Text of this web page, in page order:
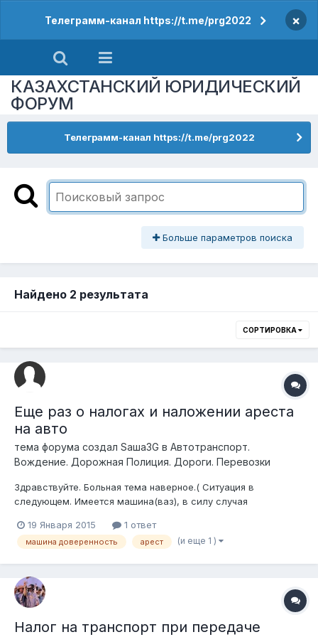
Телеграмм-канал https://t.me/prg2022 ×
КАЗАХСТАНСКИЙ ЮРИДИЧЕСКИЙ
ФОРУМ
Телеграмм-канал https://t.me/prg2022
Больше параметров поиска
Найдено 2 результата
СОРТИРОВКА
Еще раз о налогах и наложении ареста
на авто
тема форума создал Sаша3G в Автотранспорт.
Вождение. Дорожная Полиция. Дороги. Перевозки
Здравствуйте. Больная тема наверное.( Ситуация в
следующем. Имеется машина(ваз), в силу случая
Пользовались другие люди. Но не в этом суть). И уже как
годов 4-5 "продана" по доверенности. И так и гуляющая из
19 Января 2015 1 ответ
машина доверенность арест (и еще 1 )
Налог на транспорт при передаче